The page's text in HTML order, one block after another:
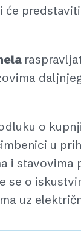
će
o
u
i stavovima
se o
uz